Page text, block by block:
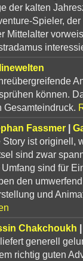
der kalten
Spieler,
Mittelalter
können.
Gesamteindruck.
Fassmer|
Story ist originell,
sind zwar
Umfang sind für
den
und
Chakchoukh
liefert generell
richtig guten